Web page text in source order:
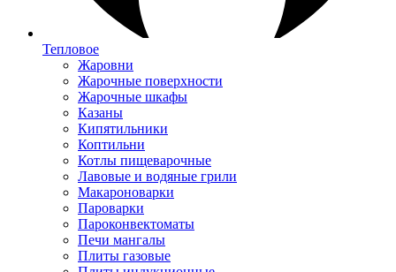
Тепловое
Жаровни
Жарочные поверхности
Жарочные шкафы
Казаны
Кипятильники
Коптильни
Котлы пищеварочные
Лавовые и водяные грили
Макароноварки
Пароварки
Пароконвектоматы
Печи мангалы
Плиты газовые